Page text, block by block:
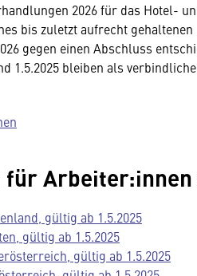
2026 für das Hotel-
bis zuletzt aufrecht
gegen einen Abschluss
1.5.2025 bleiben als
Arbeiter:innen
gültig ab 1.5.2025
gültig ab 1.5.2025
gültig ab 1.5.2025